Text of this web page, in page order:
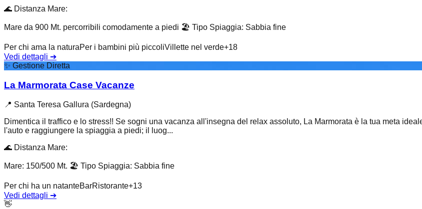
🌊 Distanza Mare:
Mare da 900 Mt. percorribili comodamente a piedi 🏖️ Tipo Spiaggia: Sabbia fine
Per chi ama la naturaPer i bambini più piccoliVillette nel verde+18
Vedi dettagli ➔
✨ Gestione Diretta
La Marmorata Case Vacanze
📍 Santa Teresa Gallura (Sardegna)
Dimentica il traffico e lo stress!! Se sogni una vacanza all'insegna del relax assoluto, La Marmorata è la tua meta
l'auto e raggiungere la spiaggia a piedi; il luog...
🌊 Distanza Mare:
Mare: 150/500 Mt. 🏖️ Tipo Spiaggia: Sabbia fine
Per chi ha un natanteBarRistorante+13
Vedi dettagli ➔
👋